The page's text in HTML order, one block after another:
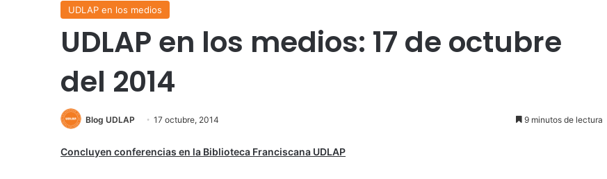
UDLAP en los medios
UDLAP en los medios: 17 de octubre
del 2014
Blog UDLAP 17 octubre, 2014 9 minutos de lectura
Concluyen conferencias en la Biblioteca Franciscana UDLAP